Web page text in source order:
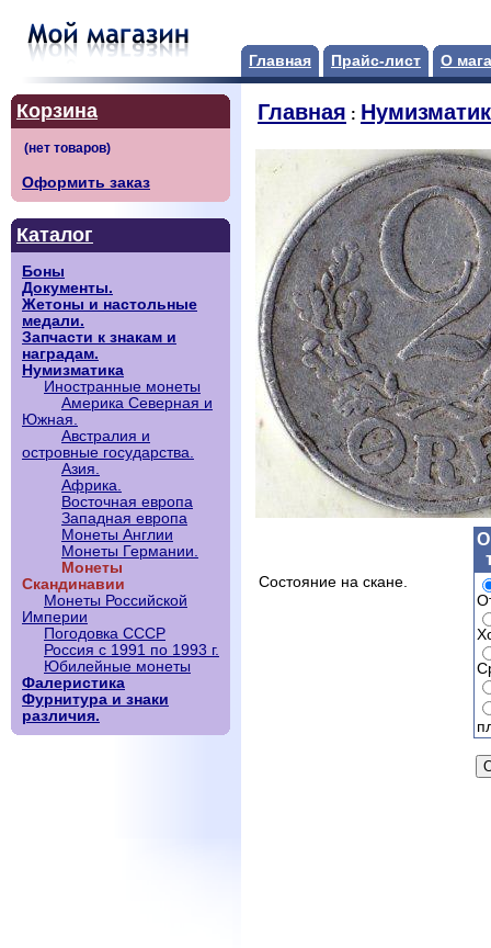
Главная Прайс-лист О
Корзина
Оформить заказ
Каталог
Боны
Документы.
Жетоны и настольные
медали.
Запчасти к знакам и
наградам.
Нумизматика
Иностранные монеты
Америка Северная и
Южная.
Австралия и
островные государства.
Азия.
Африка.
Восточная европа
Западная европа
Монеты Англии
Монеты Германии.
Монеты
Скандинавии
Монеты Российской
Империи
Погодовка СССР
Россия с 1991 по 1993 г.
Юбилейные монеты
Фалеристика
Фурнитура и знаки
различия.
Главная :
Состояние на скане.